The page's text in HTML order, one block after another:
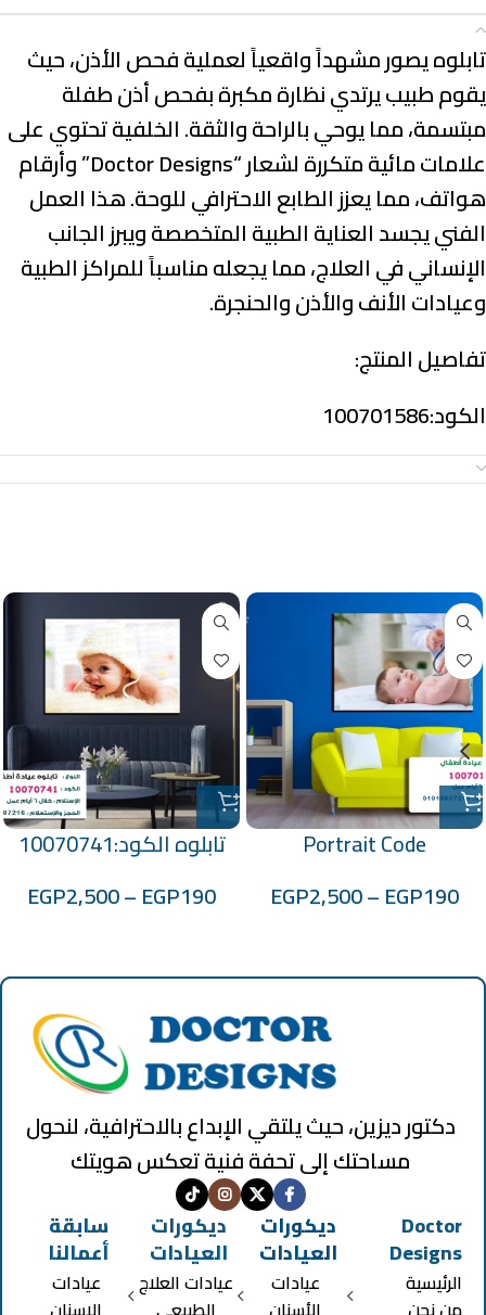
تابلوه يصور مشهداً واقعياً لعملية فحص الأذن، حيث
يقوم طبيب يرتدي نظارة مكبرة بفحص أذن طفلة
مبتسمة، مما يوحي بالراحة والثقة. الخلفية تحتوي على
علامات مائية متكررة لشعار “Doctor Designs” وأرقام
هواتف، مما يعزز الطابع الاحترافي للوحة. هذا العمل
الفني يجسد العناية الطبية المتخصصة ويبرز الجانب
الإنساني في العلاج، مما يجعله مناسباً للمراكز الطبية
وعيادات الأنف والأذن والحنجرة.
تفاصيل المنتج:
الكود:100701586
Portrait Code
EGP190
–
EGP2,500
تابلوه الكود:10070741
EGP190
–
EGP2,500
دكتور ديزين، حيث يلتقي الإبداع بالاحترافية، لنحول
مساحتك إلى تحفة فنية تعكس هويتك
Doctor
Designs
الرئيسية
ديكورات
العيادات
عيادات
ديكورات
العيادات
عيادات العلاج
سابقة
أعمالنا
عيادات